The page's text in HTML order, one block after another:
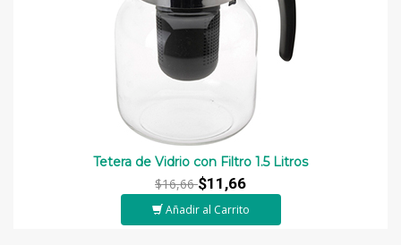
Tetera de Vidrio con Filtro 1.5 Litros
$16,66$11,66
Añadir al Carrito